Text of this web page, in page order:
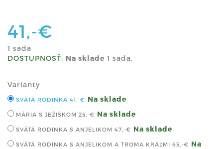
41,-€
1 sada
DOSTUPNOSŤ: Na sklade 1 sada.
Varianty
SVÄTÁ RODINKA 41,-€ Na sklade
MÁRIA S JEŽIŠKOM 25,-€ Na sklade
SVÄTÁ RODINKA S ANJELIKOM 47,-€ Na sklade
SVÄTÁ RODINKA S ANJELIKOM A TROMA KRÁĽMI 65,-€
Na